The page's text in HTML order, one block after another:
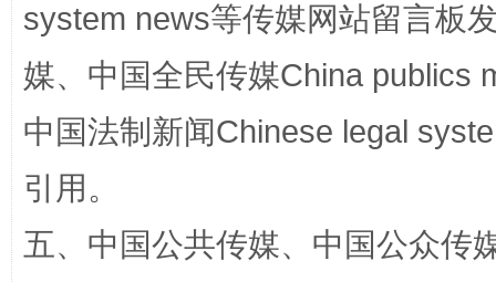
漫山遍野的桃花与雪山、麦地、白藏房 除
system news等传媒网站留言板
媒、中国全民传媒China publics
中国法制新闻Chinese legal
引用。
五、中国公共传媒、中国公众传